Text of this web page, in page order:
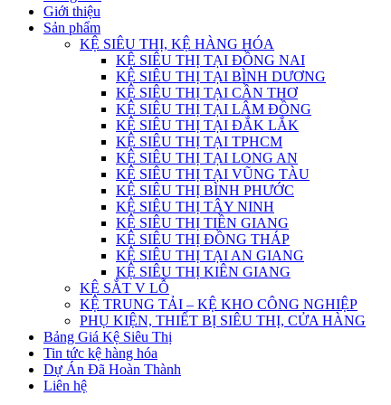
Giới thiệu
Sản phẩm
KỆ SIÊU THỊ, KỆ HÀNG HÓA
KỆ SIÊU THỊ TẠI ĐỒNG NAI
KỆ SIÊU THỊ TẠI BÌNH DƯƠNG
KỆ SIÊU THỊ TẠI CẦN THƠ
KỆ SIÊU THỊ TẠI LÂM ĐỒNG
KỆ SIÊU THỊ TẠI ĐẮK LẮK
KỆ SIÊU THỊ TẠI TPHCM
KỆ SIÊU THỊ TẠI LONG AN
KỆ SIÊU THỊ TẠI VŨNG TÀU
KỆ SIÊU THỊ BÌNH PHƯỚC
KỆ SIÊU THỊ TÂY NINH
KỆ SIÊU THỊ TIỀN GIANG
KỆ SIÊU THỊ ĐỒNG THÁP
KỆ SIÊU THỊ TẠI AN GIANG
KỆ SIÊU THỊ KIÊN GIANG
KỆ SẮT V LỖ
KỆ TRUNG TẢI – KỆ KHO CÔNG NGHIỆP
PHỤ KIỆN, THIẾT BỊ SIÊU THỊ, CỬA HÀNG
Bảng Giá Kệ Siêu Thị
Tin tức kệ hàng hóa
Dự Án Đã Hoàn Thành
Liên hệ